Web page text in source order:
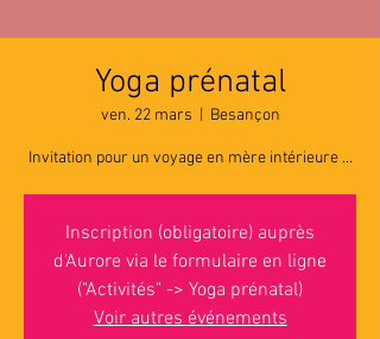
Yoga prénatal
ven. 22 mars Besançon
Invitation pour un voyage en mère intérieure ...
Inscription (obligatoire) auprès
d'Aurore via le formulaire en ligne
("Activités" -> Yoga prénatal)
Voir autres événements